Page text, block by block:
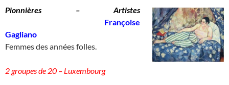
Pionnières – Artistes
Françoise
Gagliano
Femmes des années folles.
2 groupes de 20 – Luxembourg